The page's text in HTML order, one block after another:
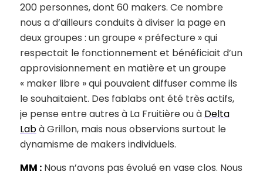
200 personnes, dont 60 makers. Ce nombre
nous a d’ailleurs conduits à diviser la page en
deux groupes : un groupe « préfecture » qui
respectait le fonctionnement et bénéficiait d’un
approvisionnement en matière et un groupe
« maker libre » qui pouvaient diffuser comme ils
le souhaitaient. Des fablabs ont été très actifs,
je pense entre autres à La Fruitière ou à Delta
Labà Grillon, mais nous observions surtout le
dynamisme de makers individuels.
MM :Nous n’avons pas évolué en vase clos. Nous